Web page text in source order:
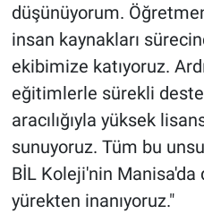
düşünüyorum.
insan kaynakları
ekibimize katıyoruz.
eğitimlerle sürekli
aracılığıyla yüksek
sunuyoruz. Tüm bu
BİL Koleji'nin Manisa'da
yürekten inanıyoruz."